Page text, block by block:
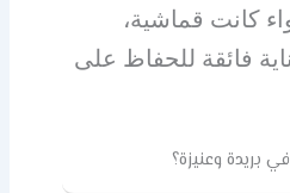
كانت قماشية،
فائقة للحفاظ على
بريدة وعنيزة؟